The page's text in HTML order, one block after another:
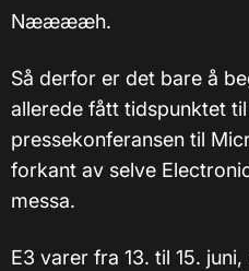
Nææææh.
Så derfor er det bare å
allerede fått tidspunktet
pressekonferansen til
forkant av selve
messa.
E3 varer fra 13. til 15.